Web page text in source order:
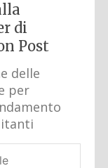
di
Post
delle
per